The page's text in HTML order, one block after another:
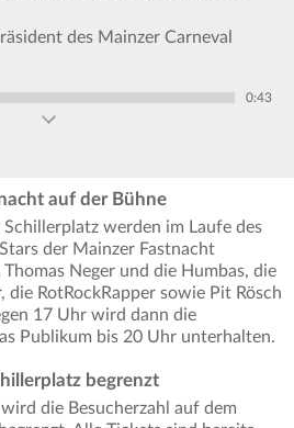
des Mainzer Carneval
0:43
auf der Bühne
werden im Laufe des
der Mainzer Fastnacht
Neger und die Humbas, die
die RotRockRapper sowie Pit Rösch
17 Uhr wird dann die
Publikum bis 20 Uhr unterhalten.
begrenzt
die Besucherzahl auf dem